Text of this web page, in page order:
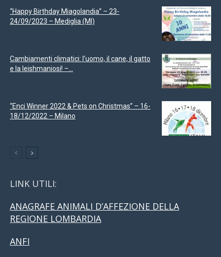
“Happy Birthday Miagolandia” – 23-
24/09/2023 – Mediglia (MI)
Cambiamenti climatici: l’uomo, il cane, il gatto
e la leishmaniosi! –...
“Enci Winner 2022 & Pets on Christmas” – 16-
18/12/2022 – Milano
LINK UTILI:
ANAGRAFE ANIMALI D’AFFEZIONE DELLA
REGIONE LOMBARDIA
ANFI